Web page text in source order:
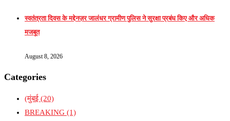
स्वतंत्रता दिवस के मद्देनज़र जालंधर ग्रामीण पुलिस ने सुरक्षा प्रबंध किए और अधिक
मजबूत
August 8, 2026
Categories
(मुंबई (20)
BREAKING (1)